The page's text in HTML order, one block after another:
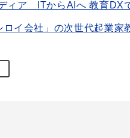
ィア ITからAIへ 教育DX
ロイ会社」の次世代起業